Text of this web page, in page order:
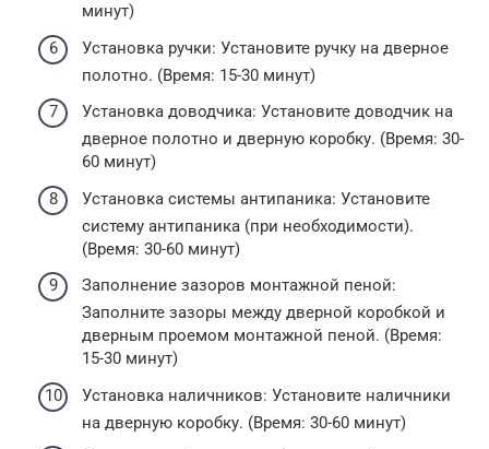
минут)
Установка ручки: Установите ручку на дверное
полотно. (Время: 15-30 минут)
Установка доводчика: Установите доводчик на
дверное полотно и дверную коробку. (Время: 30-
60 минут)
Установка системы антипаника: Установите
систему антипаника (при необходимости).
(Время: 30-60 минут)
Заполнение зазоров монтажной пеной:
Заполните зазоры между дверной коробкой и
дверным проемом монтажной пеной. (Время:
15-30 минут)
Установка наличников: Установите наличники
на дверную коробку. (Время: 30-60 минут)